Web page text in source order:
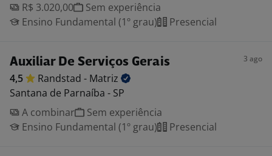
R$ 3.020,00
Sem experiência
Ensino Fundamental (1º grau)
Presencial
Auxiliar De Serviços Gerais 3 ago
4,5 Randstad - Matriz
Santana de Parnaíba - SP
A combinar
Sem experiência
Ensino Fundamental (1º grau)
Presencial